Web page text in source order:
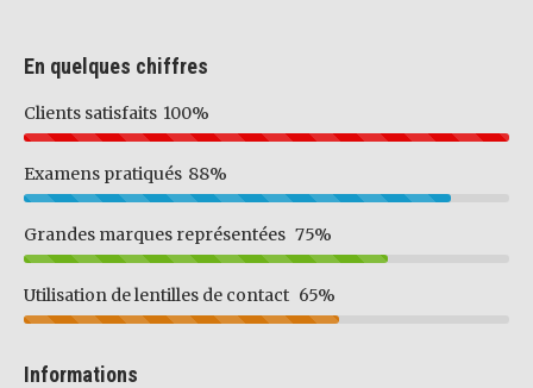
En quelques chiffres
Clients satisfaits 100%
Examens pratiqués 88%
Grandes marques représentées 75%
Utilisation de lentilles de contact 65%
Informations